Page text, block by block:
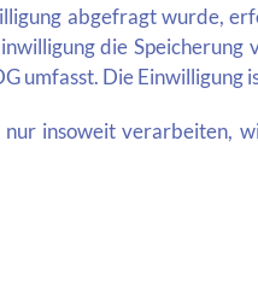
abgefragt wurde,
die
umfasst. Die
insoweit verarbeiten,